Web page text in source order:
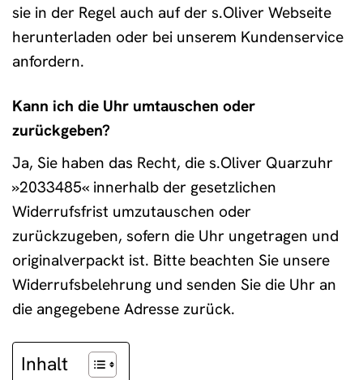
sie in der Regel auch auf der s.Oliver Webseite
herunterladen oder bei unserem Kundenservice
anfordern.
Kann ich die Uhr umtauschen oder
zurückgeben?
Ja, Sie haben das Recht, die s.Oliver Quarzuhr
»2033485« innerhalb der gesetzlichen
Widerrufsfrist umzutauschen oder
zurückzugeben, sofern die Uhr ungetragen und
originalverpackt ist. Bitte beachten Sie unsere
Widerrufsbelehrung und senden Sie die Uhr an
die angegebene Adresse zurück.
Inhalt